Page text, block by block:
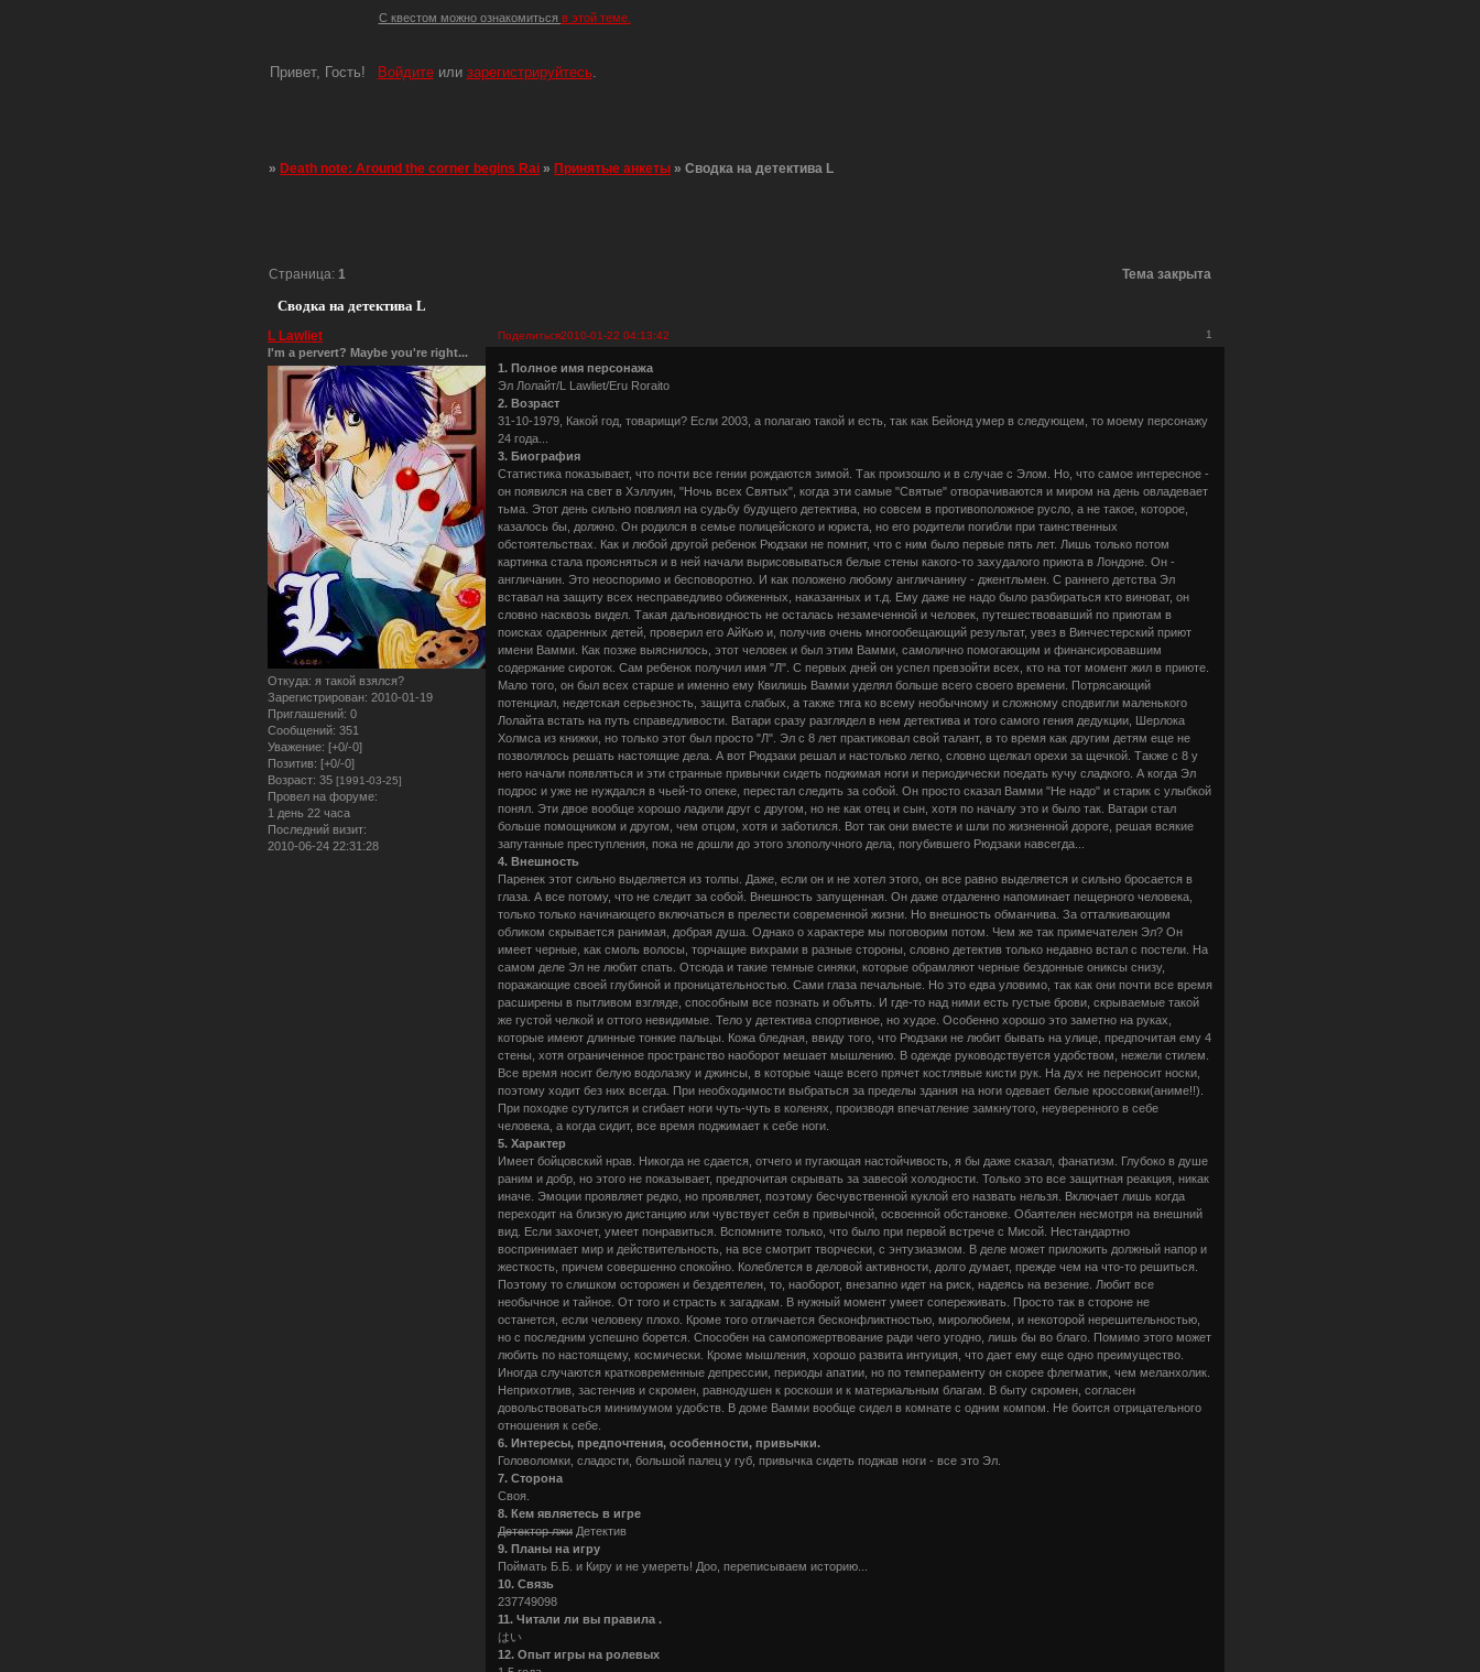
С квестом можно ознакомиться в этой теме.
Привет, Гость! Войдитеили зарегистрируйтесь.
»Death note: Around the corner begins Rai »Принятые анкеты »Сводка на детектива L
Сводка на детектива L
Страница: 1 Тема закрыта
Поделиться 1
2010-01-22 04:13:42
L Lawliet
I'm a pervert? Maybe you're right...
Откуда: я такой взялся?
Зарегистрирован: 2010-01-19
Приглашений: 0
Сообщений: 351
Уважение: [+0/-0]
Позитив: [+0/-0]
Возраст: 35 [1991-03-25]
Провел на форуме:
1 день 22 часа
Последний визит:
2010-06-24 22:31:28
1. Полное имя персонажа
Эл Лолайт/L Lawliet/Eru Roraito
2. Возраст
31-10-1979, Какой год, товарищи? Если 2003, а полагаю такой и есть, так как Бейонд умер в следующем, то моему персонажу
24 года...
3. Биография
Статистика показывает, что почти все гении рождаются зимой. Так произошло и в случае с Элом. Но, что самое интересное -
он появился на свет в Хэллуин, "Ночь всех Святых", когда эти самые "Святые" отворачиваются и миром на день овладевает
тьма. Этот день сильно повлиял на судьбу будущего детектива, но совсем в противоположное русло, а не такое, которое,
казалось бы, должно. Он родился в семье полицейского и юриста, но его родители погибли при таинственных
обстоятельствах. Как и любой другой ребенок Рюдзаки не помнит, что с ним было первые пять лет. Лишь только потом
картинка стала проясняться и в ней начали вырисовываться белые стены какого-то захудалого приюта в Лондоне. Он -
англичанин. Это неоспоримо и бесповоротно. И как положено любому англичанину - джентльмен. С раннего детства Эл
вставал на защиту всех несправедливо обиженных, наказанных и т.д. Ему даже не надо было разбираться кто виноват, он
словно насквозь видел. Такая дальновидность не осталась незамеченной и человек, путешествовавший по приютам в
поисках одаренных детей, проверил его АйКью и, получив очень многообещающий результат, увез в Винчестерский приют
имени Вамми. Как позже выяснилось, этот человек и был этим Вамми, самолично помогающим и финансировавшим
содержание сироток. Сам ребенок получил имя "Л". С первых дней он успел превзойти всех, кто на тот момент жил в приюте.
Мало того, он был всех старше и именно ему Квилишь Вамми уделял больше всего своего времени. Потрясающий
потенциал, недетская серьезность, защита слабых, а также тяга ко всему необычному и сложному сподвигли маленького
Лолайта встать на путь справедливости. Ватари сразу разглядел в нем детектива и того самого гения дедукции, Шерлока
Холмса из книжки, но только этот был просто "Л". Эл с 8 лет практиковал свой талант, в то время как другим детям еще не
позволялось решать настоящие дела. А вот Рюдзаки решал и настолько легко, словно щелкал орехи за щечкой. Также с 8 у
него начали появляться и эти странные привычки сидеть поджимая ноги и периодически поедать кучу сладкого. А когда Эл
подрос и уже не нуждался в чьей-то опеке, перестал следить за собой. Он просто сказал Вамми "Не надо" и старик с улыбкой
понял. Эти двое вообще хорошо ладили друг с другом, но не как отец и сын, хотя по началу это и было так. Ватари стал
больше помощником и другом, чем отцом, хотя и заботился. Вот так они вместе и шли по жизненной дороге, решая всякие
запутанные преступления, пока не дошли до этого злополучного дела, погубившего Рюдзаки навсегда...
4. Внешность
Паренек этот сильно выделяется из толпы. Даже, если он и не хотел этого, он все равно выделяется и сильно бросается в
глаза. А все потому, что не следит за собой. Внешность запущенная. Он даже отдаленно напоминает пещерного человека,
только только начинающего включаться в прелести современной жизни. Но внешность обманчива. За отталкивающим
обликом скрывается ранимая, добрая душа. Однако о характере мы поговорим потом. Чем же так примечателен Эл? Он
имеет черные, как смоль волосы, торчащие вихрами в разные стороны, словно детектив только недавно встал с постели. На
самом деле Эл не любит спать. Отсюда и такие темные синяки, которые обрамляют черные бездонные ониксы снизу,
поражающие своей глубиной и проницательностью. Сами глаза печальные. Но это едва уловимо, так как они почти все время
расширены в пытливом взгляде, способным все познать и объять. И где-то над ними есть густые брови, скрываемые такой
же густой челкой и оттого невидимые. Тело у детектива спортивное, но худое. Особенно хорошо это заметно на руках,
которые имеют длинные тонкие пальцы. Кожа бледная, ввиду того, что Рюдзаки не любит бывать на улице, предпочитая ему 4
стены, хотя ограниченное пространство наоборот мешает мышлению. В одежде руководствуется удобством, нежели стилем.
Все время носит белую водолазку и джинсы, в которые чаще всего прячет костлявые кисти рук. На дух не переносит носки,
поэтому ходит без них всегда. При необходимости выбраться за пределы здания на ноги одевает белые кроссовки(аниме!!).
При походке сутулится и сгибает ноги чуть-чуть в коленях, производя впечатление замкнутого, неуверенного в себе
человека, а когда сидит, все время поджимает к себе ноги.
5. Характер
Имеет бойцовский нрав. Никогда не сдается, отчего и пугающая настойчивость, я бы даже сказал, фанатизм. Глубоко в душе
раним и добр, но этого не показывает, предпочитая скрывать за завесой холодности. Только это все защитная реакция, никак
иначе. Эмоции проявляет редко, но проявляет, поэтому бесчувственной куклой его назвать нельзя. Включает лишь когда
переходит на близкую дистанцию или чувствует себя в привычной, освоенной обстановке. Обаятелен несмотря на внешний
вид. Если захочет, умеет понравиться. Вспомните только, что было при первой встрече с Мисой. Нестандартно
воспринимает мир и действительность, на все смотрит творчески, с энтузиазмом. В деле может приложить должный напор и
жесткость, причем совершенно спокойно. Колеблется в деловой активности, долго думает, прежде чем на что-то решиться.
Поэтому то слишком осторожен и бездеятелен, то, наоборот, внезапно идет на риск, надеясь на везение. Любит все
необычное и тайное. От того и страсть к загадкам. В нужный момент умеет сопереживать. Просто так в стороне не
останется, если человеку плохо. Кроме того отличается бесконфликтностью, миролюбием, и некоторой нерешительностью,
но с последним успешно борется. Способен на самопожертвование ради чего угодно, лишь бы во благо. Помимо этого может
любить по настоящему, космически. Кроме мышления, хорошо развита интуиция, что дает ему еще одно преимущество.
Иногда случаются кратковременные депрессии, периоды апатии, но по темпераменту он скорее флегматик, чем меланхолик.
Неприхотлив, застенчив и скромен, равнодушен к роскоши и к материальным благам. В быту скромен, согласен
довольствоваться минимумом удобств. В доме Вамми вообще сидел в комнате с одним компом. Не боится отрицательного
отношения к себе.
6. Интересы, предпочтения, особенности, привычки.
Головоломки, сладости, большой палец у губ, привычка сидеть поджав ноги - все это Эл.
7. Сторона
Своя.
8. Кем являетесь в игре
Детектор лжи Детектив
9. Планы на игру
Поймать Б.Б. и Киру и не умереть! Доо, переписываем историю...
10. Связь
237749098
11. Читали ли вы правила .
はい
12. Опыт игры на ролевых